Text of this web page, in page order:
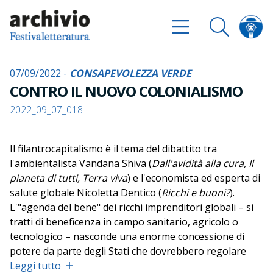
07/09/2022 - CONSAPEVOLEZZA VERDE
CONTRO IL NUOVO COLONIALISMO
2022_09_07_018
Il filantrocapitalismo è il tema del dibattito tra
l'ambientalista Vandana Shiva (Dall'avidità alla cura, Il
pianeta di tutti, Terra viva) e l'economista ed esperta di
salute globale Nicoletta Dentico (Ricchi e buoni?).
L'"agenda del bene" dei ricchi imprenditori globali – si
tratti di beneficenza in campo sanitario, agricolo o
tecnologico – nasconde una enorme concessione di
potere da parte degli Stati che dovrebbero regolare
questa stessa élite di giganti della finanza, liberi così di
Leggi tutto